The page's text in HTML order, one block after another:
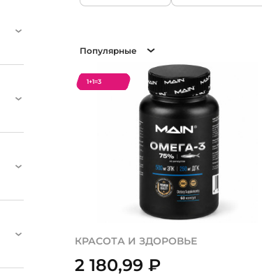
Популярные
1+1=3
КРАСОТА И ЗДОРОВЬЕ
2 180,99 ₽